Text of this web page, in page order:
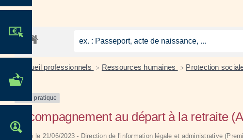
MES DÉMARCHES
OFFRES D'EMPLOI
Accueil professionnels > Ressources humaines > Protection
Fiche pratique
Accompagnement au départ à la retraite
Vérifié le 21/06/2023 - Direction de l'information légale et administrative